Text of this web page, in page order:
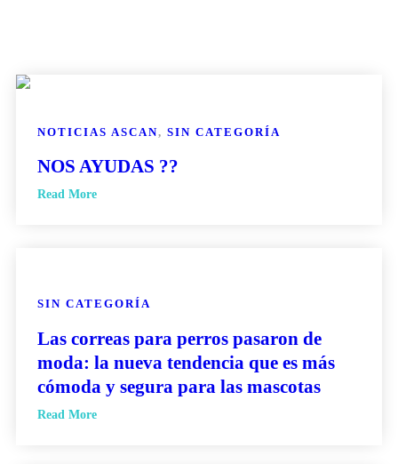
NOTICIAS ASCAN, SIN CATEGORÍA
NOS AYUDAS ??
Read More
SIN CATEGORÍA
Las correas para perros pasaron de
moda: la nueva tendencia que es más
cómoda y segura para las mascotas
Read More